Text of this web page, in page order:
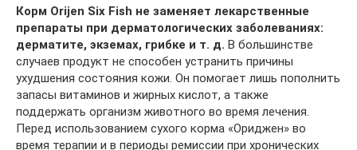
Корм Orijen Six Fish не заменяет лекарственные
препараты при дерматологических заболеваниях:
дерматите, экземах, грибке и т. д. В большинстве
случаев продукт не способен устранить причины
ухудшения состояния кожи. Он помогает лишь пополнить
запасы витаминов и жирных кислот, а также
поддержать организм животного во время лечения.
Перед использованием сухого корма «Ориджен» во
время терапии и в периоды ремиссии при хронических